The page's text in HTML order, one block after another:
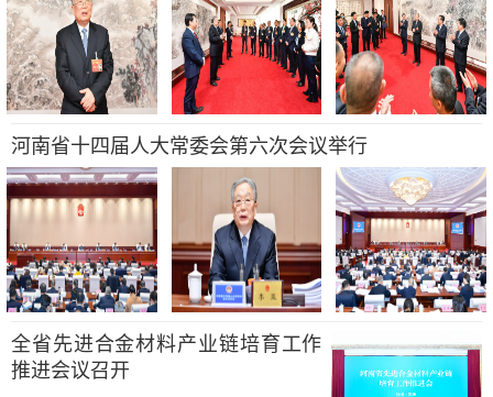
河南省十四届人大常委会第六次会议举行
全省先进合金材料产业链培育工作
推进会议召开